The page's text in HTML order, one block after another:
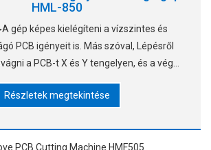
HML-850
gép képes kielégíteni a vízszintes és
PCB igényeit is. Más szóval, Lépésről
a PCB-t X és Y tengelyen, és a végső
Részletek megtekintése